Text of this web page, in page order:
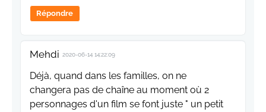
Répondre
Mehdi 2020-06-14 14:22:09
Déjà, quand dans les familles, on ne
changera pas de chaîne au moment où 2
personnages d'un film se font juste " un petit